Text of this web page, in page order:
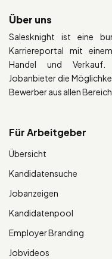
Über uns
Salesknight ist eine
Karriereportal mit
Handel und Verkauf.
Jobanbieter die
Bewerber aus allen
Für Arbeitgeber
Übersicht
Kandidatensuche
Jobanzeigen
Kandidatenpool
Employer Branding
Jobvideos